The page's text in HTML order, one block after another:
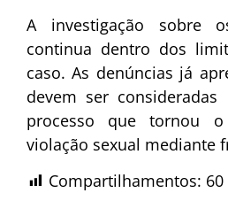
A investigação sobre
continua dentro dos
caso. As denúncias já
devem ser
processo que tornou
violação sexual mediante
Compartilhamentos: 60